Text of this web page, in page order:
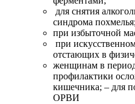
для снятия
синдрома похмелья;
при избыточной
при
отстающих в
женщинам в
профилактики
кишечника; – для
ОРВИ